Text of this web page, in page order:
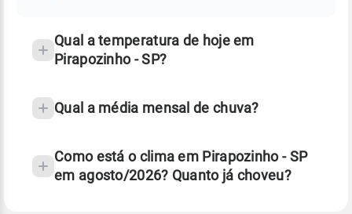
Qual a temperatura de hoje em
Pirapozinho - SP?
Qual a média mensal de chuva?
Como está o clima em Pirapozinho - SP
em agosto/2026? Quanto já choveu?